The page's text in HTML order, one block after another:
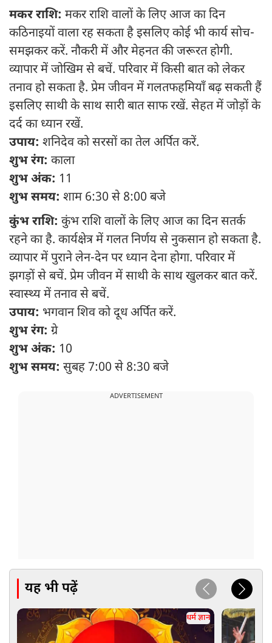
मकर राशि: मकर राशि वालों के लिए आज का दिन
कठिनाइयों वाला रह सकता है इसलिए कोई भी कार्य सोच-
समझकर करें. नौकरी में और मेहनत की जरूरत होगी.
व्यापार में जोखिम से बचें. परिवार में किसी बात को लेकर
तनाव हो सकता है. प्रेम जीवन में गलतफहमियाँ बढ़ सकती हैं
इसलिए साथी के साथ सारी बात साफ रखें. सेहत में जोड़ों के
दर्द का ध्यान रखें.
उपाय: शनिदेव को सरसों का तेल अर्पित करें.
शुभ रंग: काला
शुभ अंक: 11
शुभ समय: शाम 6:30 से 8:00 बजे
कुंभ राशि: कुंभ राशि वालों के लिए आज का दिन सतर्क
रहने का है. कार्यक्षेत्र में गलत निर्णय से नुकसान हो सकता है.
व्यापार में पुराने लेन-देन पर ध्यान देना होगा. परिवार में
झगड़ों से बचें. प्रेम जीवन में साथी के साथ खुलकर बात करें.
स्वास्थ्य में तनाव से बचें.
उपाय: भगवान शिव को दूध अर्पित करें.
शुभ रंग: ग्रे
शुभ अंक: 10
शुभ समय: सुबह 7:00 से 8:30 बजे
ADVERTISEMENT
यह भी पढ़ें
धर्म ज्ञान